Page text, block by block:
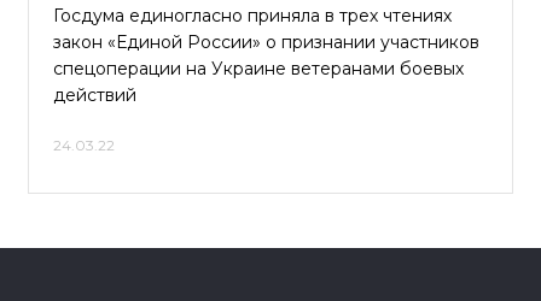
Госдума единогласно приняла в трех чтениях
закон «Единой России» о признании участников
спецоперации на Украине ветеранами боевых
действий
24.03.22